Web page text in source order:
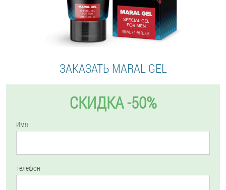
ЗАКАЗАТЬ MARAL GEL
СКИДКА -50%
Имя
Телефон